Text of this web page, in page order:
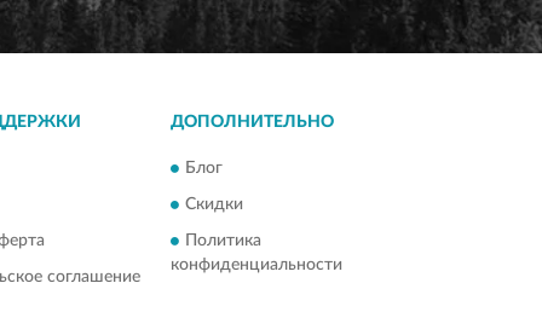
соглашение
ДОПОЛНИТЕЛЬНО
Блог
Скидки
Политика
конфиденциальности